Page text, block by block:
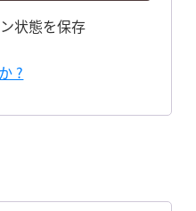
状態を保存
?